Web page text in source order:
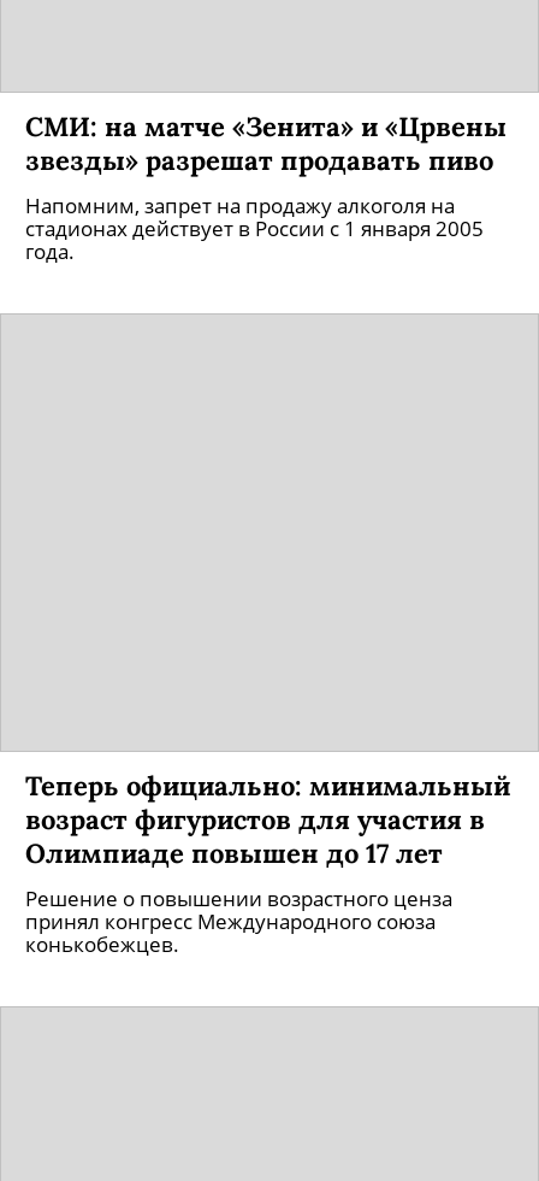
СМИ: на матче «Зенита» и «Црвены
звезды» разрешат продавать пиво
Напомним, запрет на продажу алкоголя на
стадионах действует в России с 1 января 2005
года.
Теперь официально: минимальный
возраст фигуристов для участия в
Олимпиаде повышен до 17 лет
Решение о повышении возрастного ценза
принял конгресс Международного союза
конькобежцев.